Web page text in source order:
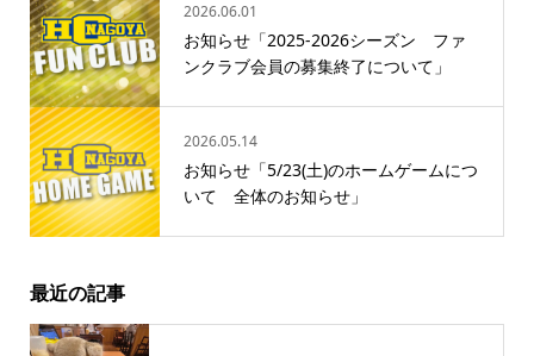
2026.06.01
お知らせ「2025‐2026シーズン ファ
ンクラブ会員の募集終了について」
2026.05.14
お知らせ「5/23(土)のホームゲームにつ
いて 全体のお知らせ」
最近の記事